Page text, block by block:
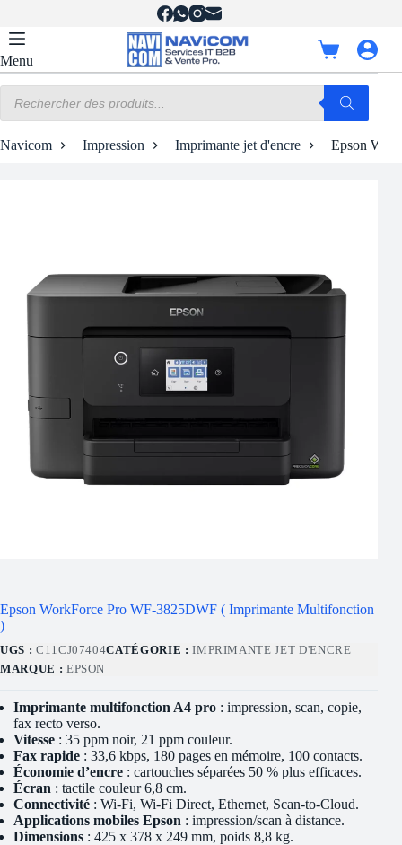
contenu
Menu
Panier
d’achat
produits
Navicom Impression Imprimante jet d'encre Epson
Epson WorkForce Pro WF-3825DWF ( Imprimante Multifonction
)
UGS : C11CJ07404CATÉGORIE :IMPRIMANTE JET D'ENCRE
MARQUE : EPSON
Imprimante multifonction A4 pro : impression, scan, copie,
fax recto verso.
Vitesse : 35 ppm noir, 21 ppm couleur.
Fax rapide : 33,6 kbps, 180 pages en mémoire, 100 contacts.
Économie d’encre : cartouches séparées 50 % plus efficaces.
Écran : tactile couleur 6,8 cm.
Connectivité : Wi-Fi, Wi-Fi Direct, Ethernet, Scan-to-Cloud.
Applications mobiles Epson : impression/scan à distance.
Dimensions : 425 x 378 x 249 mm, poids 8,8 kg.